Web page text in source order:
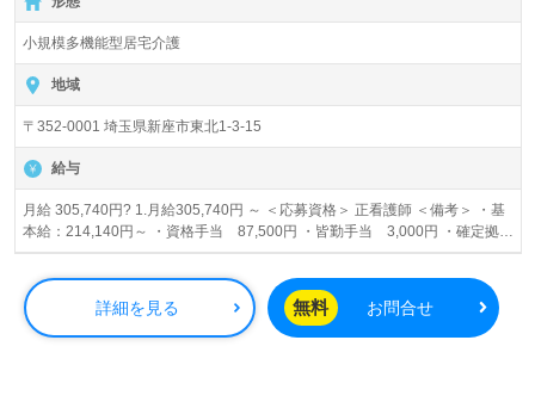
小規模多機能型居宅介護
地域
〒352-0001 埼玉県新座市東北1-3-15
給与
月給 305,740円? 1.月給305,740円 ～ ＜応募資格＞ 正看護師 ＜備考＞ ・基
本給：214,140円～ ・資格手当 87,500円 ・皆勤手当 3,000円 ・確定拠出
年金 1,100円 ※基本給には経歴加算あり。 2.月給273,240円 ～ ＜応募資格
手当 3,000円 ・確定拠出年金 1,100円 ※基本給には経歴加算あり。 【別
途支給】 ・残業代（時間外労働時間による） ・賞与年2回（基本給の0.25ヶ
月×2) ・家族手当（配偶者がいれば10,000円、子供１人につき5,000円）
詳細を見る 無料 お問合せ